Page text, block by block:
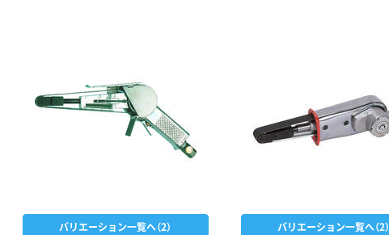
バリエーション一覧へ（2） バリエーション一覧へ（2）